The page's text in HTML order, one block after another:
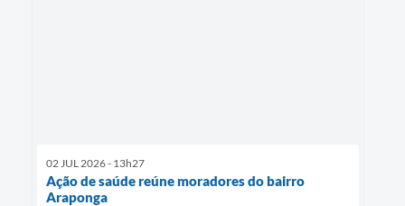
02 JUL 2026 - 13h27
Ação de saúde reúne moradores do bairro
Araponga